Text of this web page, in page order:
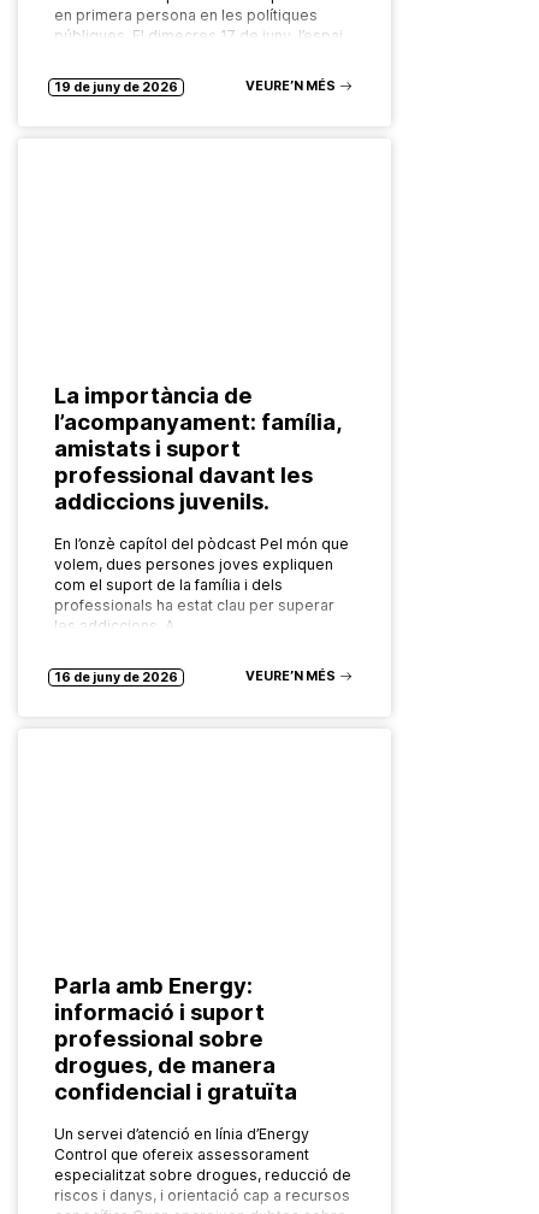
en primera persona en les polítiques
públiques. El dimecres 17 de juny, l’espai
19 de juny de 2026 VEURE’N MÉS
La importància de
l’acompanyament: família,
amistats i suport
professional davant les
addiccions juvenils.
En l’onzè capítol del pòdcast Pel món que
volem, dues persones joves expliquen
com el suport de la família i dels
professionals ha estat clau per superar
les addiccions. A…
16 de juny de 2026 VEURE’N MÉS
Parla amb Energy:
informació i suport
professional sobre
drogues, de manera
confidencial i gratuïta
Un servei d’atenció en línia d’Energy
Control que ofereix assessorament
especialitzat sobre drogues, reducció de
riscos i danys, i orientació cap a recursos